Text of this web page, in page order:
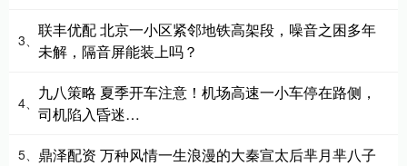
3、
联丰优配 北京一小区紧邻地铁高架段，噪音之困多年
未解，隔音屏能装上吗？
4、
九八策略 夏季开车注意！机场高速一小车停在路侧，
司机陷入昏迷…
5、 鼎泽配资 万种风情一生浪漫的大秦宣太后芈月芈八子